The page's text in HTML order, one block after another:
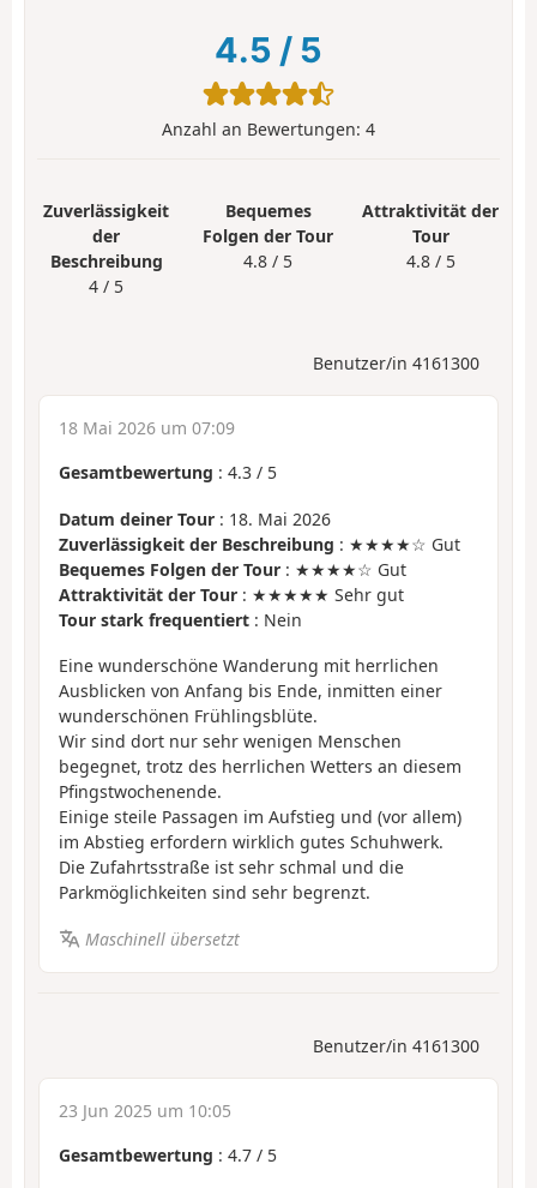
4.5 / 5
Anzahl an Bewertungen: 4
Zuverlässigkeit
der
Beschreibung
4 / 5
Bequemes
Folgen der Tour
4.8 / 5
Attraktivität der
Tour
4.8 / 5
Benutzer/in 4161300
18 Mai 2026 um 07:09
Gesamtbewertung : 4.3 / 5
Datum deiner Tour : 18. Mai 2026
Zuverlässigkeit der Beschreibung : ★★★★☆ Gut
Bequemes Folgen der Tour : ★★★★☆ Gut
Attraktivität der Tour : ★★★★★ Sehr gut
Tour stark frequentiert : Nein
Eine wunderschöne Wanderung mit herrlichen
Ausblicken von Anfang bis Ende, inmitten einer
wunderschönen Frühlingsblüte.
Wir sind dort nur sehr wenigen Menschen
begegnet, trotz des herrlichen Wetters an diesem
Pfingstwochenende.
Einige steile Passagen im Aufstieg und (vor allem)
im Abstieg erfordern wirklich gutes Schuhwerk.
Die Zufahrtsstraße ist sehr schmal und die
Parkmöglichkeiten sind sehr begrenzt.
Maschinell übersetzt
Benutzer/in 4161300
23 Jun 2025 um 10:05
Gesamtbewertung : 4.7 / 5